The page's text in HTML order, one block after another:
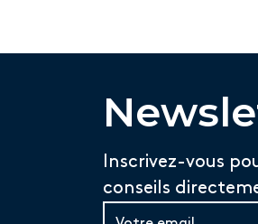
Inscrivez-vous
conseils